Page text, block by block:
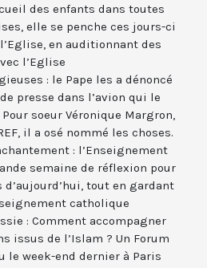
des enfants dans toutes
elle se penche ces jours-ci
en auditionnant des
l’Eglise
: le Pape les a dénoncé
presse dans l’avion qui le
soeur Véronique Margron,
il a osé nommé les choses.
: l’Enseignement
semaine de réflexion pour
d’aujourd’hui, tout en gardant
catholique
: Comment accompagner
issus de l’Islam ? Un Forum
le week-end dernier à Paris